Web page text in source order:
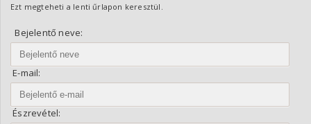
Ezt megteheti a lenti űrlapon keresztül.
Bejelentő neve:
E-mail:
Észrevétel: